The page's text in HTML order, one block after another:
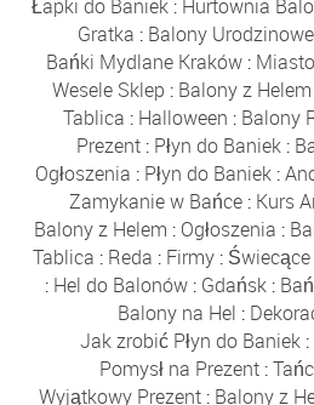
Łapki do Baniek: Hurtownia
Gratka : Balony Urodzinowe
Bańki Mydlane Kraków :
Wesele Sklep : Balony z
Tablica : Halloween : Balony
Prezent : Płyn do Baniek :
Ogłoszenia : Płyn do Baniek :
Zamykanie w Bańce : Kurs
Balony z Helem : Ogłoszenia :
Tablica : Reda : Firmy:
: Hel do Balonów: Gdańsk:
Balony na Hel :
Jak zrobić Płyn do Baniek:
Pomysł na Prezent :
Wyjątkowy Prezent: Balony z